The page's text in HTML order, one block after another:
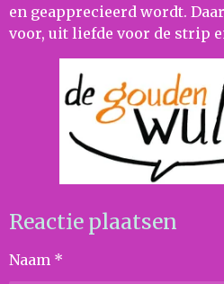
en geapprecieerd wordt.
voor, uit liefde voor de strip
Reactie plaatsen
Naam *